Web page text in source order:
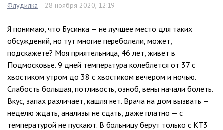
Флудилка 28 ноября 2020, 12:19
Я понимаю, что Бусинка — не лучшее место для таких
обсуждений, но тут многие переболели, может,
подскажете? Моя приятельница, 46 лет, живет в
Подмосковье. 9 дней температура колеблется от 37 с
хвостиком утром до 38 с хвостиком вечером и ночью.
Слабость большая, потливость, озноб, вены начали болеть.
Вкус, запах различает, кашля нет. Врача на дом вызвать —
неделю ждать, анализы не сдать, даже платно — с
температурой не пускают. В больницу берут только с КТ3